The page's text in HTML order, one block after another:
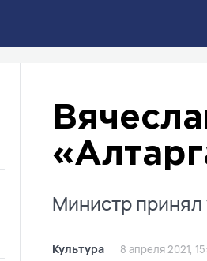
Министр принял
Культура 8 апреля 2021,